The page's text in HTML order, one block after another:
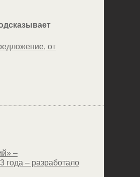
от
–
года – разработало